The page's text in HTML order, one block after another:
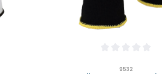
9532